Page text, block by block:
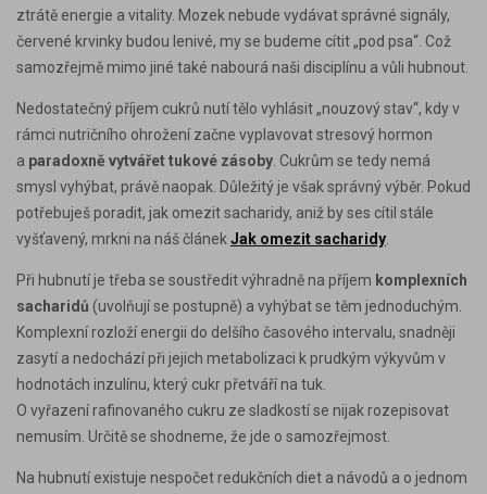
ztrátě energie a vitality. Mozek nebude vydávat správné signály,
červené krvinky budou lenivé, my se budeme cítit „pod psa“. Což
samozřejmě mimo jiné také nabourá naši disciplínu a vůli hubnout.
Nedostatečný příjem cukrů nutí tělo vyhlásit „nouzový stav“, kdy v
rámci nutričního ohrožení začne vyplavovat stresový hormon
a paradoxně vytvářet tukové zásoby . Cukrům se tedy nemá
smysl vyhýbat, právě naopak. Důležitý je však správný výběr. Pokud
potřebuješ poradit, jak omezit sacharidy, aniž by ses cítil stále
vyšťavený, mrkni na náš článek Jak omezit sacharidy
Při hubnutí je třeba se soustředit výhradně na příjem komplexních
sacharidů (uvolňují se postupně) a vyhýbat se těm jednoduchým.
Komplexní rozloží energii do delšího časového intervalu, snadněji
zasytí a nedochází při jejich metabolizaci k prudkým výkyvům v
hodnotách inzulínu, který cukr přetváří na tuk.
O vyřazení rafinovaného cukru ze sladkostí se nijak rozepisovat
nemusím. Určitě se shodneme, že jde o samozřejmost.
Na hubnutí existuje nespočet redukčních diet a návodů a o jednom